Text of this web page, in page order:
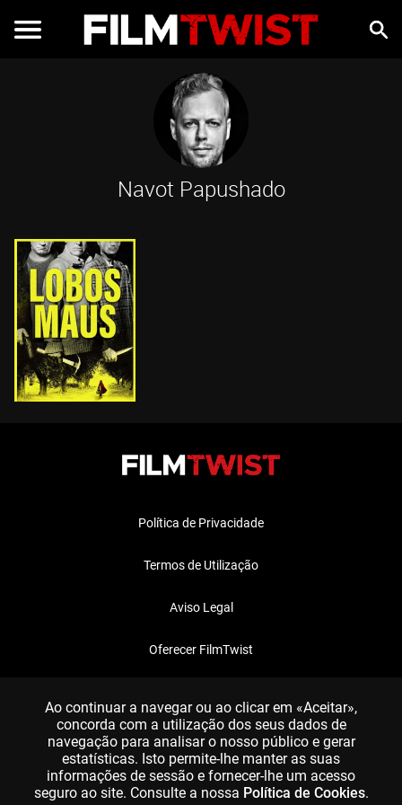
Navot Papushado
Política de Privacidade
Termos de Utilização
Aviso Legal
Oferecer FilmTwist
Ao continuar a navegar ou ao clicar em «Aceitar»,
concorda com a utilização dos seus dados de
navegação para analisar o nosso público e gerar
estatísticas. Isto permite-lhe manter as suas
informações de sessão e fornecer-lhe um acesso
seguro ao site. Consulte a nossa Política de Cookies.